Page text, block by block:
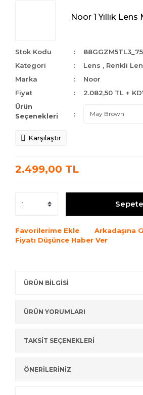
Noor 1 Yıllık
Stok Kodu
Kategori
Lens , Renkli
Marka
Noor
Fiyat
2.082,50 TL +
Ürün
Seçenekleri
Karşılaştır
2.499,00 TL
Favorilerime Ekle
Arkadaşına
Fiyatı Düşünce Haber Ver
ÜRÜN BİLGİSİ
ÜRÜN YORUMLARI
TAKSİT SEÇENEKLERİ
ÖNERİLERİNİZ